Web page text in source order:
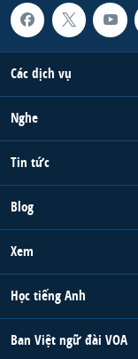
Các dịch vụ
Nghe
Tin tức
Blog
Xem
Học tiếng Anh
Ban Việt ngữ đài VOA